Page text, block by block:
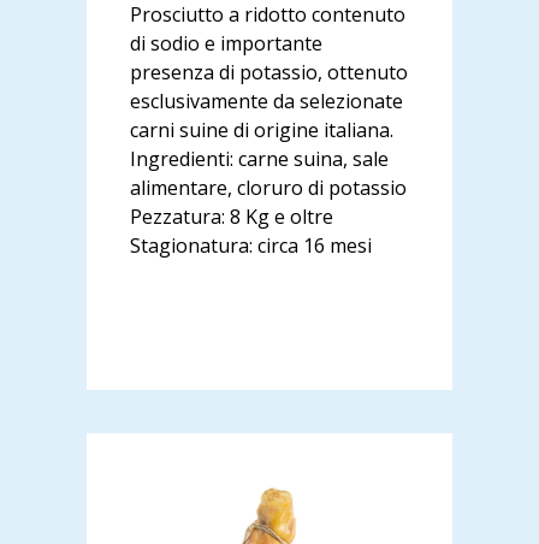
Prosciutto a ridotto contenuto
di sodio e importante
presenza di potassio, ottenuto
esclusivamente da selezionate
carni suine di origine italiana.
Ingredienti: carne suina, sale
alimentare, cloruro di potassio
Pezzatura: 8 Kg e oltre
Stagionatura: circa 16 mesi